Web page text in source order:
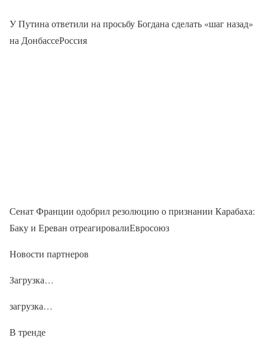
У Путина ответили на просьбу Богдана сделать «шаг назад»
на ДонбассеРоссия
Сенат Франции одобрил резолюцию о признании Карабаха:
Баку и Ереван отреагировалиЕвросоюз
Новости партнеров
Загрузка…
загрузка…
В тренде